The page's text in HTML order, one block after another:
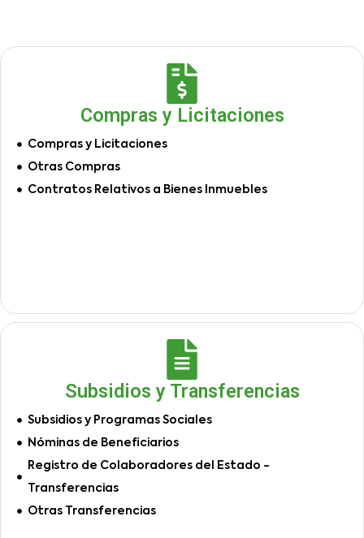
Compras y Licitaciones
Compras y Licitaciones
Otras Compras
Contratos Relativos a Bienes Inmuebles
Subsidios y Transferencias
Subsidios y Programas Sociales
Nóminas de Beneficiarios
Registro de Colaboradores del Estado -
Transferencias
Otras Transferencias